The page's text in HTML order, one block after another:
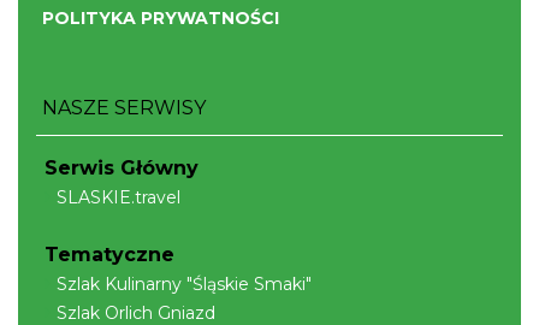
POLITYKA PRYWATNOŚCI
NASZE SERWISY
Serwis Główny
SLASKIE.travel
Tematyczne
Szlak Kulinarny "Śląskie Smaki"
Szlak Orlich Gniazd